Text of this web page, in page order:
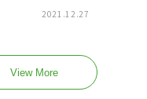
2021.12.27
View More